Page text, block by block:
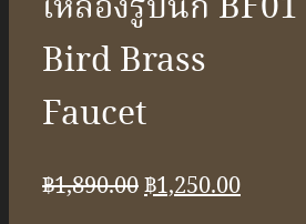
Bird Brass
Faucet
฿1,890.00Original
฿1,250.00Current